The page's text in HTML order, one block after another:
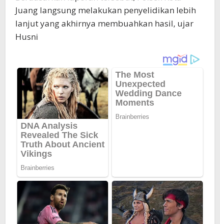
Juang langsung melakukan penyelidikan lebih
lanjut yang akhirnya membuahkan hasil, ujar
Husni